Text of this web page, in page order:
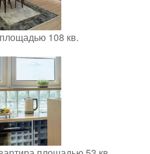
108 кв.